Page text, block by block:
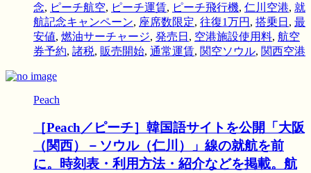
念, ピーチ航空, ピーチ運賃, ピーチ飛行機, 仁川空港, 就
航記念キャンペーン, 座席数限定, 往復1万円 , 搭乗日 , 最
安値, 燃油サーチャージ, 発売日 , 空港施設使用料, 航空
券予約, 諸税, 販売開始, 通常運賃, 関空ソウル, 関西空港
Peach
［Peach／ピーチ］韓国語サイトを公開「大阪
（関西）－ソウル（仁川）」線の就航を前
に。時刻表・利用方法・紹介などを掲載。航